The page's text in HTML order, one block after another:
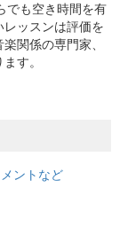
でも空き時間を有
ッスンは評価を
関係の専門家、
す。
ントなど